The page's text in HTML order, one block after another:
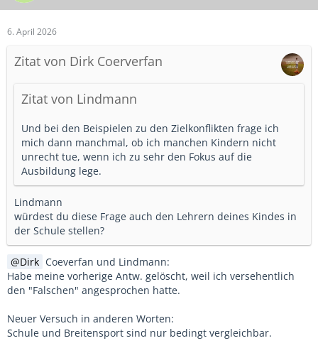
6. April 2026
Zitat von Dirk Coerverfan
Zitat von Lindmann
Und bei den Beispielen zu den Zielkonflikten frage ich
mich dann manchmal, ob ich manchen Kindern nicht
unrecht tue, wenn ich zu sehr den Fokus auf die
Ausbildung lege.
Lindmann
würdest du diese Frage auch den Lehrern deines Kindes in
der Schule stellen?
Dirk Coeverfan und Lindmann:
Habe meine vorherige Antw. gelöscht, weil ich versehentlich
den "Falschen" angesprochen hatte.
Neuer Versuch in anderen Worten:
Schule und Breitensport sind nur bedingt vergleichbar.